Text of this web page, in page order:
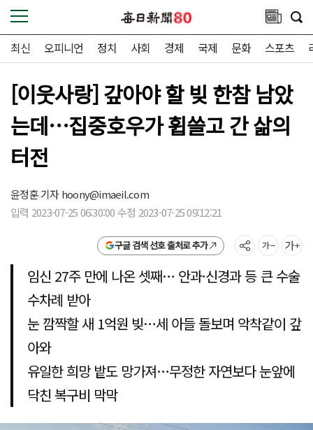
최신 오피니언 정치 사회 경제 국제 문화 스포츠
[이웃사랑] 갚아야 할 빚 한참 남았
는데…집중호우가 휩쓸고 간 삶의
터전
윤정훈 기자hoony@imaeil.com
입력 2023-07-25 06:30:00 수정 2023-07-25 09:12:21
구글 검색 선호 출처로 추가
임신 27주 만에 나온 셋째… 안과·신경과 등 큰 수술
수차례 받아
눈 깜짝할 새 1억원 빚…세 아들 돌보며 악착같이 갚
아와
유일한 희망 밭도 망가져…무정한 자연보다 눈앞에
닥친 복구비 막막